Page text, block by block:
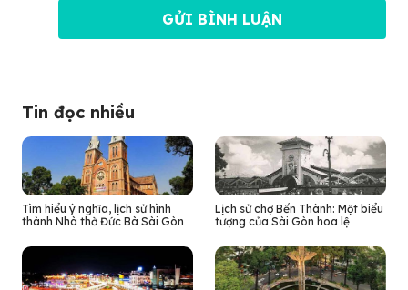
Tin đọc nhiều
Tìm hiểu ý nghĩa, lịch sử hình
thành Nhà thờ Đức Bà Sài Gòn
Lịch sử chợ Bến Thành: Một biểu
tượng của Sài Gòn hoa lệ